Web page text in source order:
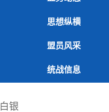
思想纵横
盟员风采
统战信息
白银